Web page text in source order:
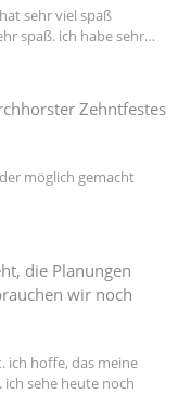
sehr viel spaß
spaß. ich habe sehr…
Zehntfestes
möglich gemacht
die Planungen
wir noch
ich hoffe, das meine
sehe heute noch